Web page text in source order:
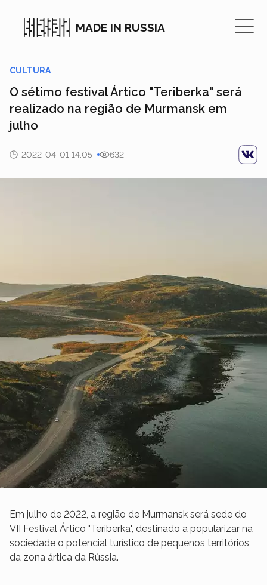
MADE IN RUSSIA
CULTURA
O sétimo festival Ártico "Teriberka" será
realizado na região de Murmansk em
julho
2022-04-01 14:05 632
Em julho de 2022, a região de Murmansk será sede do
VII Festival Ártico "Teriberka", destinado a popularizar na
sociedade o potencial turístico de pequenos territórios
da zona ártica da Rússia.